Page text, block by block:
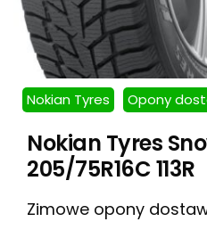
Nokian Tyres Opony
Nokian Tyres
205/75R16C 113R
Zimowe opony